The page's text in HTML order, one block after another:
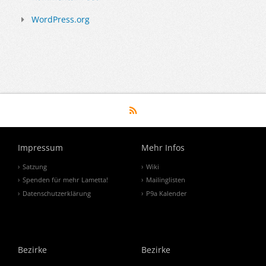
WordPress.org
Impressum
Satzung
Spenden für mehr Lametta!
Datenschutzerklärung
Mehr Infos
Wiki
Mailinglisten
P9a Kalender
Bezirke Bezirke